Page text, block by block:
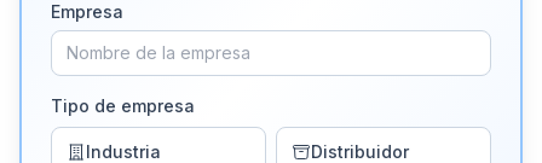
Empresa
Tipo de empresa
Industria Distribuidor